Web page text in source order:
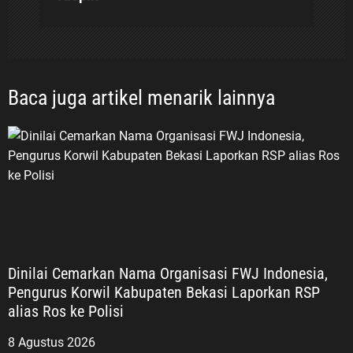
Baca juga artikel menarik lainnya
Dinilai Cemarkan Nama Organisasi FWJ Indonesia,
Pengurus Korwil Kabupaten Bekasi Laporkan RSP
alias Ros ke Polisi
8 Agustus 2026